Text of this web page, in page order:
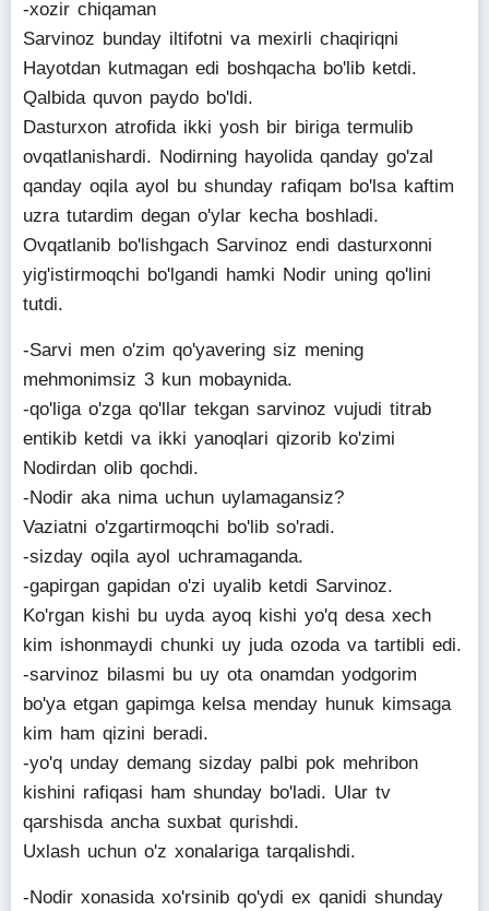
-xozir chiqaman
Sarvinoz bunday iltifotni va mexirli chaqiriqni
Hayotdan kutmagan edi boshqacha bo'lib ketdi.
Qalbida quvon paydo bo'ldi.
Dasturxon atrofida ikki yosh bir biriga termulib
ovqatlanishardi. Nodirning hayolida qanday go'zal
qanday oqila ayol bu shunday rafiqam bo'lsa kaftim
uzra tutardim degan o'ylar kecha boshladi.
Ovqatlanib bo'lishgach Sarvinoz endi dasturxonni
yig'istirmoqchi bo'lgandi hamki Nodir uning qo'lini
tutdi.
-Sarvi men o'zim qo'yavering siz mening
mehmonimsiz 3 kun mobaynida.
-qo'liga o'zga qo'llar tekgan sarvinoz vujudi titrab
entikib ketdi va ikki yanoqlari qizorib ko'zimi
Nodirdan olib qochdi.
-Nodir aka nima uchun uylamagansiz?
Vaziatni o'zgartirmoqchi bo'lib so'radi.
-sizday oqila ayol uchramaganda.
-gapirgan gapidan o'zi uyalib ketdi Sarvinoz.
Ko'rgan kishi bu uyda ayoq kishi yo'q desa xech
kim ishonmaydi chunki uy juda ozoda va tartibli edi.
-sarvinoz bilasmi bu uy ota onamdan yodgorim
bo'ya etgan gapimga kelsa menday hunuk kimsaga
kim ham qizini beradi.
-yo'q unday demang sizday palbi pok mehribon
kishini rafiqasi ham shunday bo'ladi. Ular tv
qarshisda ancha suxbat qurishdi.
Uxlash uchun o'z xonalariga tarqalishdi.
-Nodir xonasida xo'rsinib qo'ydi ex qanidi shunday